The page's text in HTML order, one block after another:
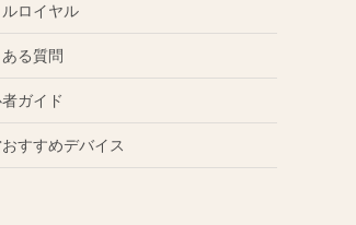
ロイヤル
ある質問
ガイド
すすめデバイス